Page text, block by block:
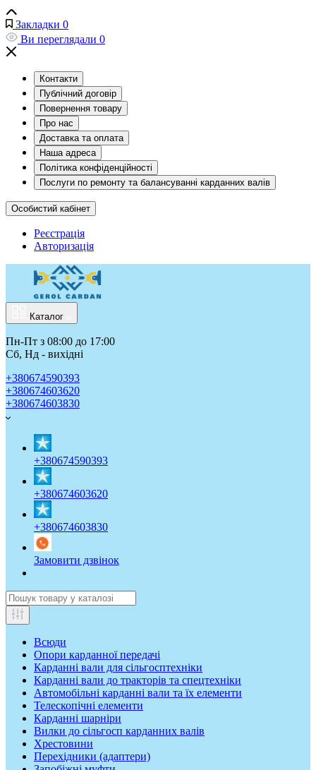
Закладки 0
Ви переглядали 0
Контакти
Публічний договір
Повернення товару
Про нас
Доставка та оплата
Наша адреса
Політика конфіденційності
Послуги по ремонту та балансуванні карданних валів
Особистий кабінет
Реєстрація
Авторизація
Каталог
Пн-Пт з 08:00 до 17:00
Сб, Нд - вихідні
+380674590393
+380674603620
+380674603830
+380674590393
+380674603620
+380674603830
Замовити дзвінок
Всюди
Опори карданної передачі
Карданні вали для сільгосптехніки
Карданні вали до тракторів та спецтехніки
Автомобільні карданні вали та їх елементи
Телескопічні елементи
Карданні шарніри
Вилки до сільгосп карданних валів
Хрестовини
Перехідники (адаптери)